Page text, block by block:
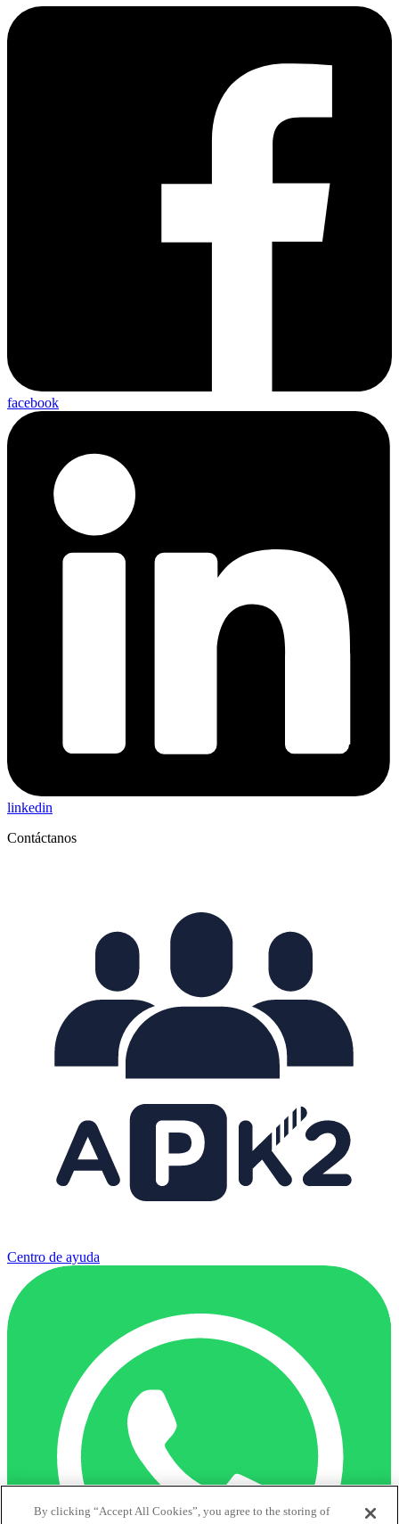
facebook
linkedin
Contáctanos
Centro de ayuda
By clicking “Accept All Cookies”, you agree to the storing of